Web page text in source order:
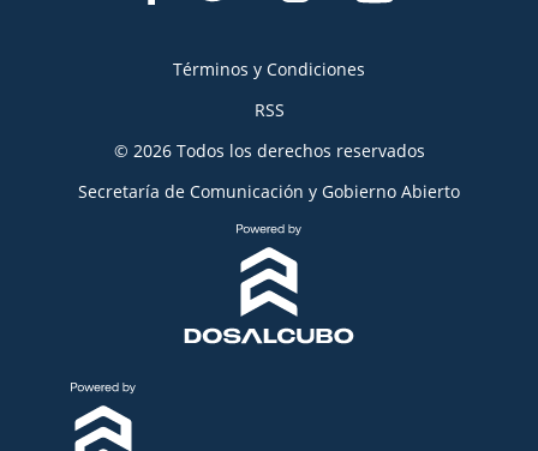
Términos y Condiciones
RSS
© 2026 Todos los derechos reservados
Secretaría de Comunicación y Gobierno Abierto